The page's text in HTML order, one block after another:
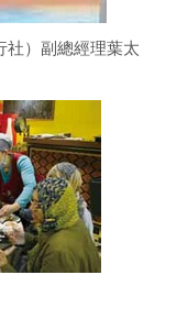
）副總經理葉太